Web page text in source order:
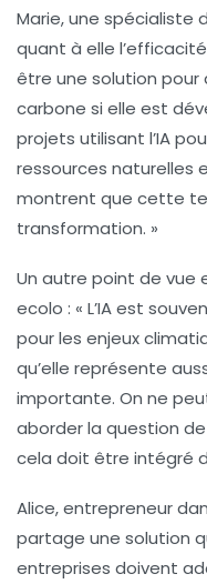
Marie, une spécialiste
quant à elle l’efficacité
être une solution pour
carbone si elle est
projets utilisant l’IA
ressources naturelles
montrent que cette
transformation. »
Un autre point de vue
ecolo : « L’IA est
pour les enjeux
qu’elle représente
importante. On ne
aborder la question
cela doit être intégré
Alice, entrepreneur
partage une solution
entreprises doivent